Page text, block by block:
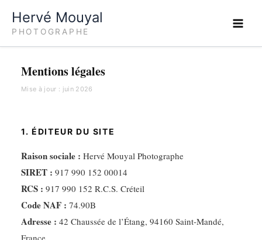
contenu
Hervé Mouyal
PHOTOGRAPHE
Mentions légales
Mise à jour : juin 2026
1. ÉDITEUR DU SITE
Raison sociale : Hervé Mouyal Photographe
SIRET : 917 990 152 00014
RCS : 917 990 152 R.C.S. Créteil
Code NAF : 74.90B
Adresse : 42 Chaussée de l’Étang, 94160 Saint-Mandé,
France